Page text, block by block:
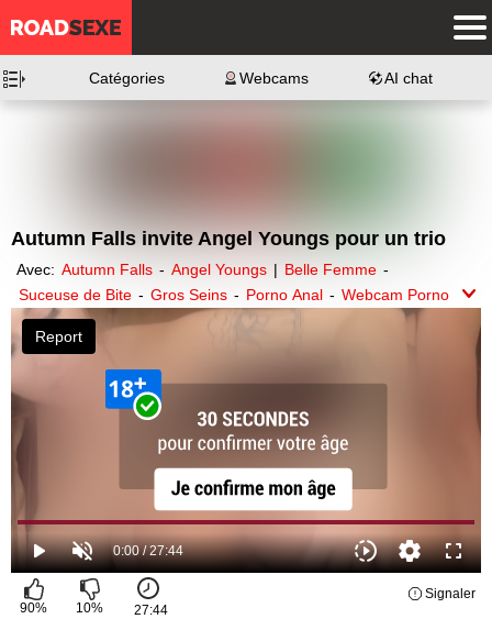
Catégories Webcams AI chat
Autumn Falls invite Angel Youngs pour un trio
Avec: Autumn Falls - Angel Youngs | Belle Femme -
Suceuse de Bite - Gros Seins - Porno Anal - Webcam Porno
-Baise à Trois Porno Star
90% 10% 27:44
Signaler